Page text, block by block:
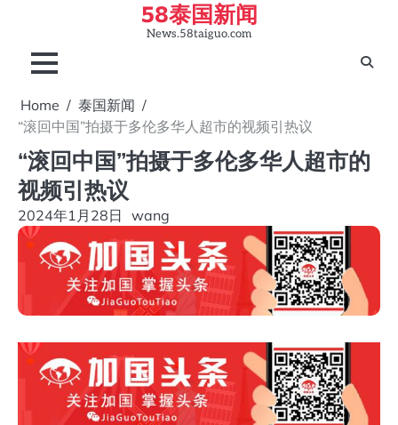
content
58泰国新闻
News.58taiguo.com
Home
泰国新闻
“滚回中国”拍摄于多伦多华人超市的视频引热议
“滚回中国”拍摄于多伦多华人超市的
视频引热议
2024年1月28日 wang